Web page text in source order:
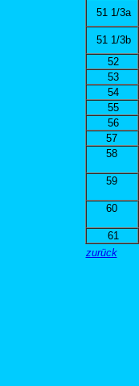
51 1/3a
51 1/3b
52
53
54
55
56
57
58
59
60
61
zurück